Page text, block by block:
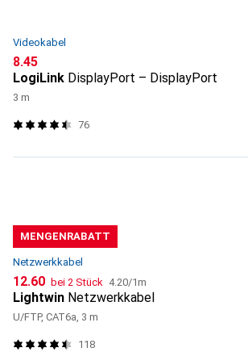
Videokabel
CHF
8.45
LogiLink DisplayPort – DisplayPort
3 m
76
MENGENRABATT
Netzwerkkabel
CHF
12.60 bei 2 Stück CHF
4.20/1m
Lightwin Netzwerkkabel
U/FTP, CAT6a, 3 m
118